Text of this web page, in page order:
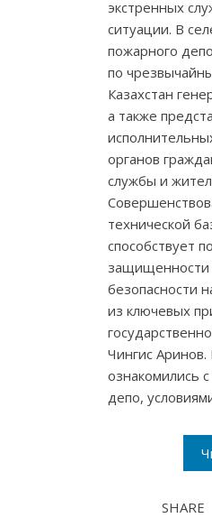
экстренных
ситуации. В
пожарного
по
Казахстан
а также
органов
службы и
технической
способствует
защищенности
безопасности
из ключевых
Чингис
ознакомились
депо,
SHARE